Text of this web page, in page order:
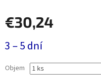
€30,24
cena:
3 – 5 dní
Objem